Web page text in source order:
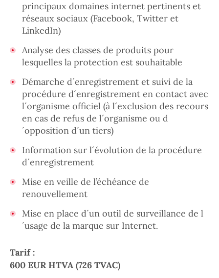
principaux domaines internet pertinents et
réseaux sociaux (Facebook, Twitter et
LinkedIn)
Analyse des classes de produits pour
lesquelles la protection est souhaitable
Démarche d´enregistrement et suivi de la
procédure d´enregistrement en contact avec
l´organisme officiel (à l´exclusion des recours
en cas de refus de l´organisme ou d
´opposition d´un tiers)
Information sur l´évolution de la procédure
d´enregistrement
Mise en veille de l’échéance de
renouvellement
Mise en place d´un outil de surveillance de l
´usage de la marque sur Internet.
Tarif :
600 EUR HTVA (726 TVAC)